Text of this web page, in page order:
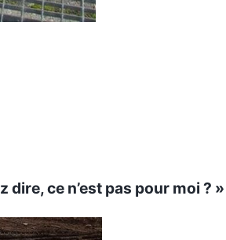
dire, ce n’est pas pour moi ? »